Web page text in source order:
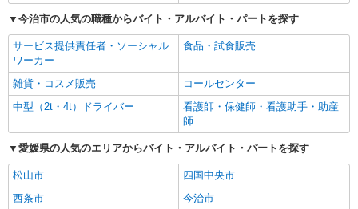
今治市の人気の職種からバイト・アルバイト・パートを探す
サービス提供責任者・ソーシャル
ワーカー
食品・試食販売
雑貨・コスメ販売
コールセンター
中型（2t・4t）ドライバー
看護師・保健師・看護助手・助産
師
愛媛県の人気のエリアからバイト・アルバイト・パートを探す
松山市
四国中央市
西条市
今治市